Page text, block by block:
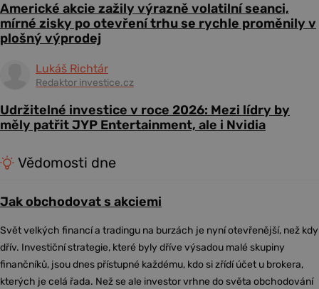
Americké akcie zažily výrazně volatilní seanci,
mírné zisky po otevření trhu se rychle proměnily v
plošný výprodej
Lukáš Richtár
Redaktor investice.cz
Udržitelné investice v roce 2026: Mezi lídry by
měly patřit JYP Entertainment, ale i Nvidia
Vědomosti dne
Jak obchodovat s akciemi
Svět velkých financí a tradingu na burzách je nyní otevřenější, než kdy
dřív. Investiční strategie, které byly dříve výsadou malé skupiny
finančníků, jsou dnes přístupné každému, kdo si zřídí účet u brokera,
kterých je celá řada. Než se ale investor vrhne do světa obchodování